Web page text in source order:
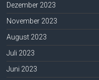
Dezember 2023
November 2023
August 2023
Juli 2023
Juni 2023